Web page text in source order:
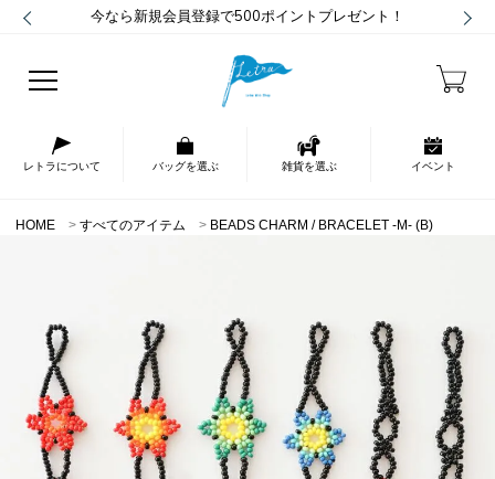
今なら新規会員登録で500ポイントプレゼント！
レトラについて バッグを選ぶ 雑貨を選ぶ イベント
HOME すべてのアイテム BEADS CHARM / BRACELET -M- (B)